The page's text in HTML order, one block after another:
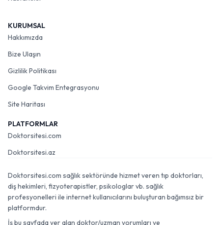
KURUMSAL
Hakkımızda
Bize Ulaşın
Gizlilik Politikası
Google Takvim Entegrasyonu
Site Haritası
PLATFORMLAR
Doktorsitesi.com
Doktorsitesi.az
Doktorsitesi.com sağlık sektöründe hizmet veren tıp doktorları,
diş hekimleri, fizyoterapistler, psikologlar vb. sağlık
profesyonelleri ile internet kullanıcılarını buluşturan bağımsız bir
platformdur.
İş bu sayfada yer alan doktor/uzman yorumları ve